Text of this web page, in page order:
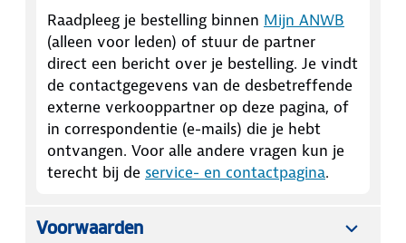
Raadpleeg je bestelling binnen Mijn ANWB
(alleen voor leden) of stuur de partner
direct een bericht over je bestelling. Je vindt
de contactgegevens van de desbetreffende
externe verkooppartner op deze pagina, of
in correspondentie (e-mails) die je hebt
ontvangen. Voor alle andere vragen kun je
terecht bij de service- en contactpagina.
Voorwaarden